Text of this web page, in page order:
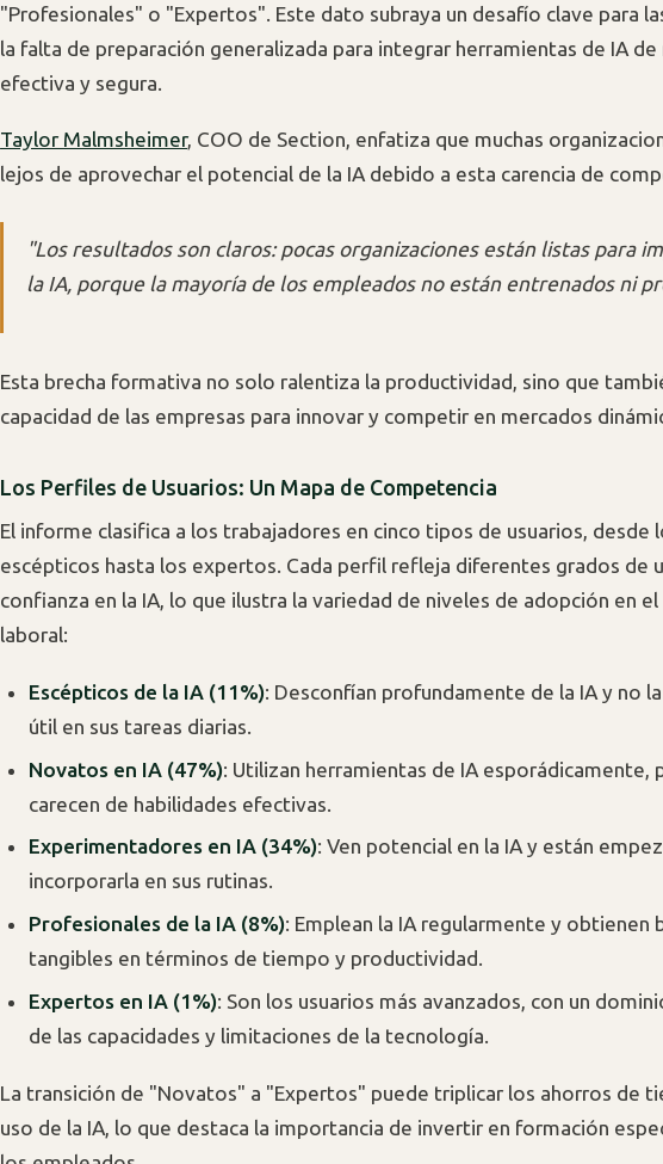
"Profesionales" o "Expertos". Este dato subraya un desafío clave para
la falta de preparación generalizada para integrar herramientas de IA de
efectiva y segura.
Taylor Malmsheimer, COO de Section, enfatiza que muchas
lejos de aprovechar el potencial de la IA debido a esta carencia de
"Los resultados son claros: pocas organizaciones están listas para
la IA, porque la mayoría de los empleados no están entrenados ni
Esta brecha formativa no solo ralentiza la productividad, sino que
capacidad de las empresas para innovar y competir en mercados
Los Perfiles de Usuarios: Un Mapa de Competencia
El informe clasifica a los trabajadores en cinco tipos de usuarios, desde
escépticos hasta los expertos. Cada perfil refleja diferentes grados de
confianza en la IA, lo que ilustra la variedad de niveles de adopción en
laboral:
Escépticos de la IA (11%): Desconfían profundamente de la IA y no
útil en sus tareas diarias.
Novatos en IA (47%): Utilizan herramientas de IA esporádicamente,
carecen de habilidades efectivas.
Experimentadores en IA (34%): Ven potencial en la IA y están
incorporarla en sus rutinas.
Profesionales de la IA (8%): Emplean la IA regularmente y obtienen
tangibles en términos de tiempo y productividad.
Expertos en IA (1%): Son los usuarios más avanzados, con un
de las capacidades y limitaciones de la tecnología.
La transición de "Novatos" a "Expertos" puede triplicar los ahorros de
uso de la IA, lo que destaca la importancia de invertir en formación